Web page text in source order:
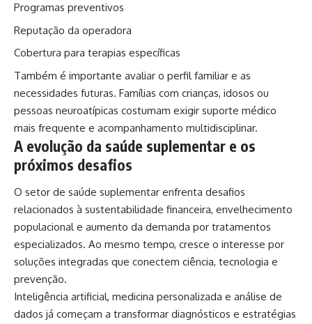
Programas preventivos
Reputação da operadora
Cobertura para terapias específicas
Também é importante avaliar o perfil familiar e as
necessidades futuras. Famílias com crianças, idosos ou
pessoas neuroatípicas costumam exigir suporte médico
mais frequente e acompanhamento multidisciplinar.
A evolução da saúde suplementar e os
próximos desafios
O setor de saúde suplementar enfrenta desafios
relacionados à sustentabilidade financeira, envelhecimento
populacional e aumento da demanda por tratamentos
especializados. Ao mesmo tempo, cresce o interesse por
soluções integradas que conectem ciência, tecnologia e
prevenção.
Inteligência artificial, medicina personalizada e análise de
dados já começam a transformar diagnósticos e estratégias